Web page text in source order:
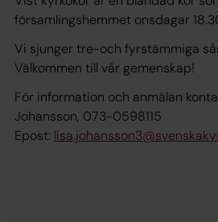
församlingshemmet onsdagar
Vi sjunger tre-och fyrstämmiga
Välkommen till vår gemenskap!
För information och anmälan
Johansson, 073-0598115
Epost: